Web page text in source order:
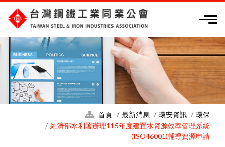
首頁 最新消息 環安資訊
環保
經濟部水利署辦理115年度建置水資源效率管理系統
(ISO46001)輔導資源申請